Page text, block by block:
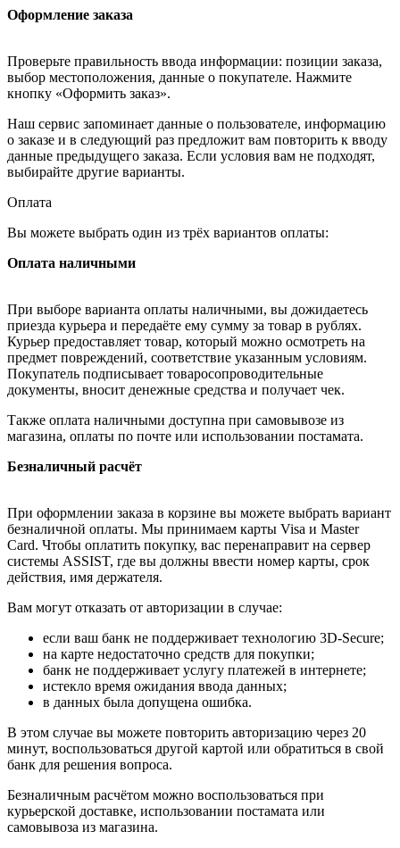
Оформление заказа
Проверьте правильность ввода информации: позиции заказа,
выбор местоположения, данные о покупателе. Нажмите
кнопку «Оформить заказ».
Наш сервис запоминает данные о пользователе, информацию
о заказе и в следующий раз предложит вам повторить к вводу
данные предыдущего заказа. Если условия вам не подходят,
выбирайте другие варианты.
Оплата
Вы можете выбрать один из трёх вариантов оплаты:
Оплата наличными
При выборе варианта оплаты наличными, вы дожидаетесь
приезда курьера и передаёте ему сумму за товар в рублях.
Курьер предоставляет товар, который можно осмотреть на
предмет повреждений, соответствие указанным условиям.
Покупатель подписывает товаросопроводительные
документы, вносит денежные средства и получает чек.
Также оплата наличными доступна при самовывозе из
магазина, оплаты по почте или использовании постамата.
Безналичный расчёт
При оформлении заказа в корзине вы можете выбрать вариант
безналичной оплаты. Мы принимаем карты Visa и Master
Card. Чтобы оплатить покупку, вас перенаправит на сервер
системы ASSIST, где вы должны ввести номер карты, срок
действия, имя держателя.
Вам могут отказать от авторизации в случае:
если ваш банк не поддерживает технологию 3D-Secure;
на карте недостаточно средств для покупки;
банк не поддерживает услугу платежей в интернете;
истекло время ожидания ввода данных;
в данных была допущена ошибка.
В этом случае вы можете повторить авторизацию через 20
минут, воспользоваться другой картой или обратиться в свой
банк для решения вопроса.
Безналичным расчётом можно воспользоваться при
курьерской доставке, использовании постамата или
самовывоза из магазина.